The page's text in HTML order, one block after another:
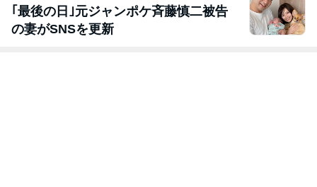
｢最後の日｣元ジャンポケ斉藤慎二被告
の妻がSNSを更新